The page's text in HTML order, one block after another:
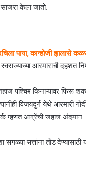
केला जातो.
पाया, कान्होजी झालासे
स्वराज्याच्या आरमाराची दहशत
जहाज पश्चिम किनाऱ्यावर
विजयदुर्ग येथे आरमारी
म्हणत आंग्रेंची जहाजं अंदमान -
सत्तांना तोंड देण्यासाठी